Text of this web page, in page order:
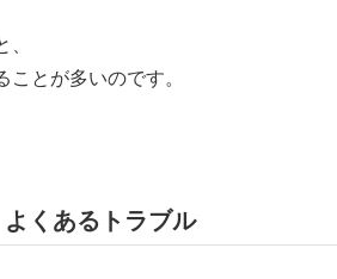
とが多いのです。
くあるトラブル